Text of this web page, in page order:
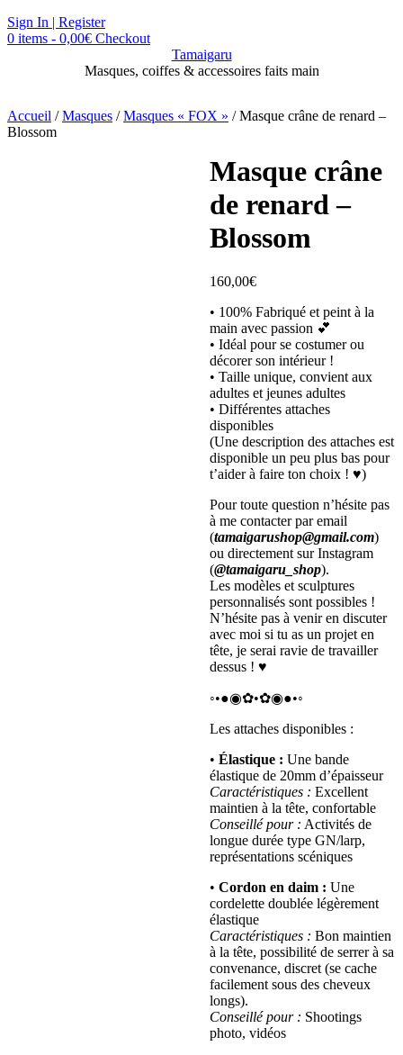
Skip
to
Sign In | Register
0 items - 0,00€ Checkout
Tamaigaru
Masques, coiffes & accessoires faits main
Accueil /Masques /Masques « FOX » / Masque crâne de renard –
Blossom
Masque crâne
de renard –
Blossom
160,00€
• 100% Fabriqué et peint à la
main avec passion 💕
• Idéal pour se costumer ou
décorer son intérieur !
• Taille unique, convient aux
adultes et jeunes adultes
• Différentes attaches
disponibles
(Une description des attaches est
disponible un peu plus bas pour
t’aider à faire ton choix ! ♥)
Pour toute question n’hésite pas
à me contacter par email
(tamaigarushop@gmail.com)
ou directement sur Instagram
(@tamaigaru_shop).
Les modèles et sculptures
personnalisés sont possibles !
N’hésite pas à venir en discuter
avec moi si tu as un projet en
tête, je serai ravie de travailler
dessus ! ♥
◦•●◉✿•✿◉●•◦
Les attaches disponibles :
• Élastique : Une bande
élastique de 20mm d’épaisseur
Caractéristiques : Excellent
maintien à la tête, confortable
Conseillé pour : Activités de
longue durée type GN/larp,
représentations scéniques
• Cordon en daim : Une
cordelette doublée légèrement
élastique
Caractéristiques : Bon maintien
à la tête, possibilité de serrer à sa
convenance, discret (se cache
facilement sous des cheveux
longs).
Conseillé pour : Shootings
photo, vidéos